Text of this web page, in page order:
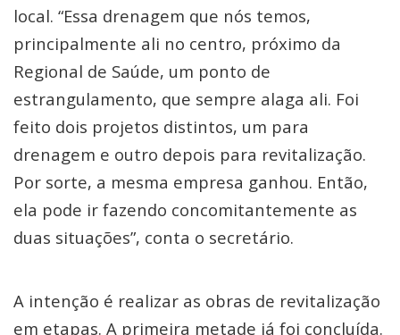
local. “Essa drenagem que nós temos,
principalmente ali no centro, próximo da
Regional de Saúde, um ponto de
estrangulamento, que sempre alaga ali. Foi
feito dois projetos distintos, um para
drenagem e outro depois para revitalização.
Por sorte, a mesma empresa ganhou. Então,
ela pode ir fazendo concomitantemente as
duas situações”, conta o secretário.
A intenção é realizar as obras de revitalização
em etapas. A primeira metade já foi concluída.